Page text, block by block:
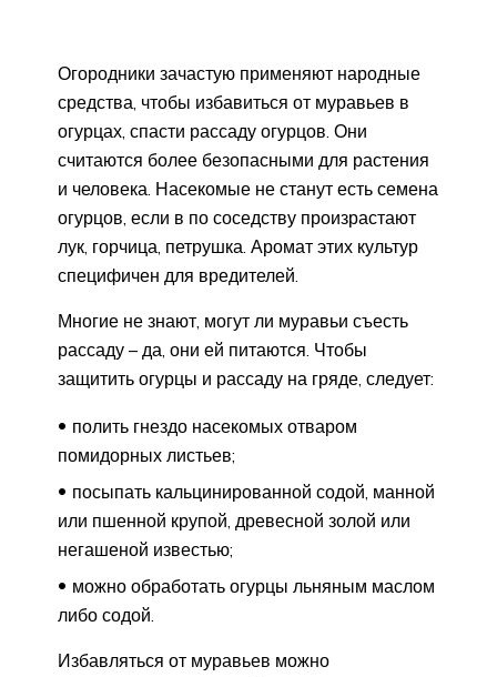
Огородники зачастую применяют народные
средства, чтобы избавиться от муравьев в
огурцах, спасти рассаду огурцов. Они
считаются более безопасными для растения
и человека. Насекомые не станут есть семена
огурцов, если в по соседству произрастают
лук, горчица, петрушка. Аромат этих культур
специфичен для вредителей.
Многие не знают, могут ли муравьи съесть
рассаду – да, они ей питаются. Чтобы
защитить огурцы и рассаду на гряде, следует:
полить гнездо насекомых отваром
помидорных листьев;
посыпать кальцинированной содой, манной
или пшенной крупой, древесной золой или
негашеной известью;
можно обработать огурцы льняным маслом
либо содой.
Избавляться от муравьев можно